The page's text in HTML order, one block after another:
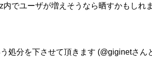
でユーザが増えそうなら晒すかもしれ
処分を下させて頂きます (@giginetさん